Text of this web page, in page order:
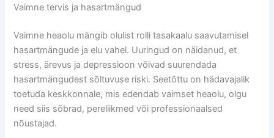
Vaimne tervis ja hasartmängud
Vaimne heaolu mängib olulist rolli tasakaalu saavutamisel
hasartmängude ja elu vahel. Uuringud on näidanud, et
stress, ärevus ja depressioon võivad suurendada
hasartmängudest sõltuvuse riski. Seetõttu on hädavajalik
toetuda keskkonnale, mis edendab vaimset heaolu, olgu
need siis sõbrad, pereliikmed või professionaalsed
nõustajad.